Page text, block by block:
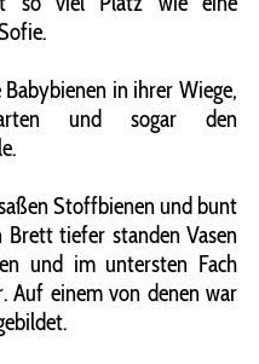
in ihrer Wiege,
und sogar den
Stoffbienen und bunt
Brett tiefer standen Vasen
und im untersten Fach
Auf einem von denen war